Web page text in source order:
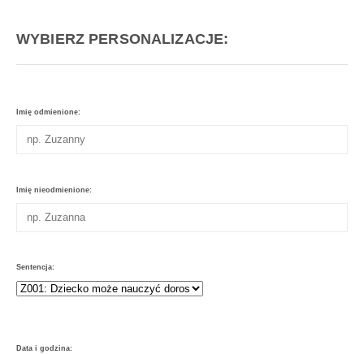
WYBIERZ PERSONALIZACJE:
Imię odmienione:
Imię nieodmienione:
Sentencja:
Data i godzina: